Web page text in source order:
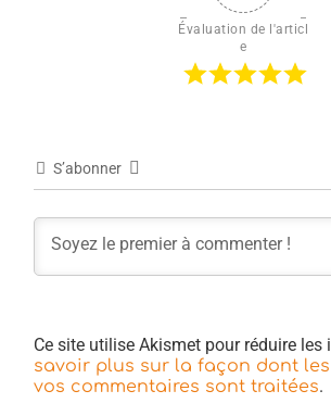
Évaluation de l'articl
e
S’abonner
Ce site utilise Akismet pour réduire les
savoir plus sur la façon dont
vos commentaires sont traitées.